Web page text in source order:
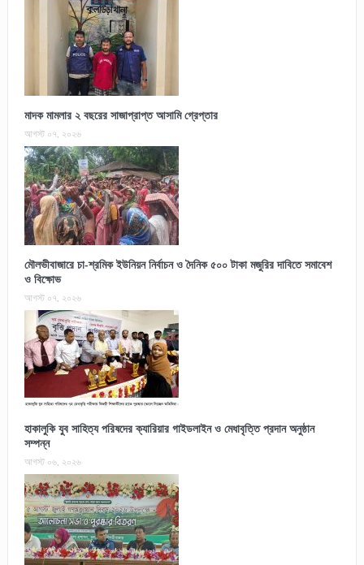
মাদক মামলার ২ বছরের সাজাপ্রাপ্ত আসামি গ্রেপ্তার
আগস্ট ০৭, ২০২৬
মৌলভীবাজারে চা-শ্রমিক ইউনিয়ন নির্বাচন ও দৈনিক ৫০০ টাকা মজুরির দাবিতে সমাবেশ
ও বিক্ষোভ
আগস্ট ০৭, ২০২৬
হাকালুকি যুব সাহিত্য পরিষদের ক্যারিয়ার গাইডলাইন ও মেধাবৃত্তি প্রদান অনুষ্ঠান
সম্পন্ন
আগস্ট ০৬, ২০২৬